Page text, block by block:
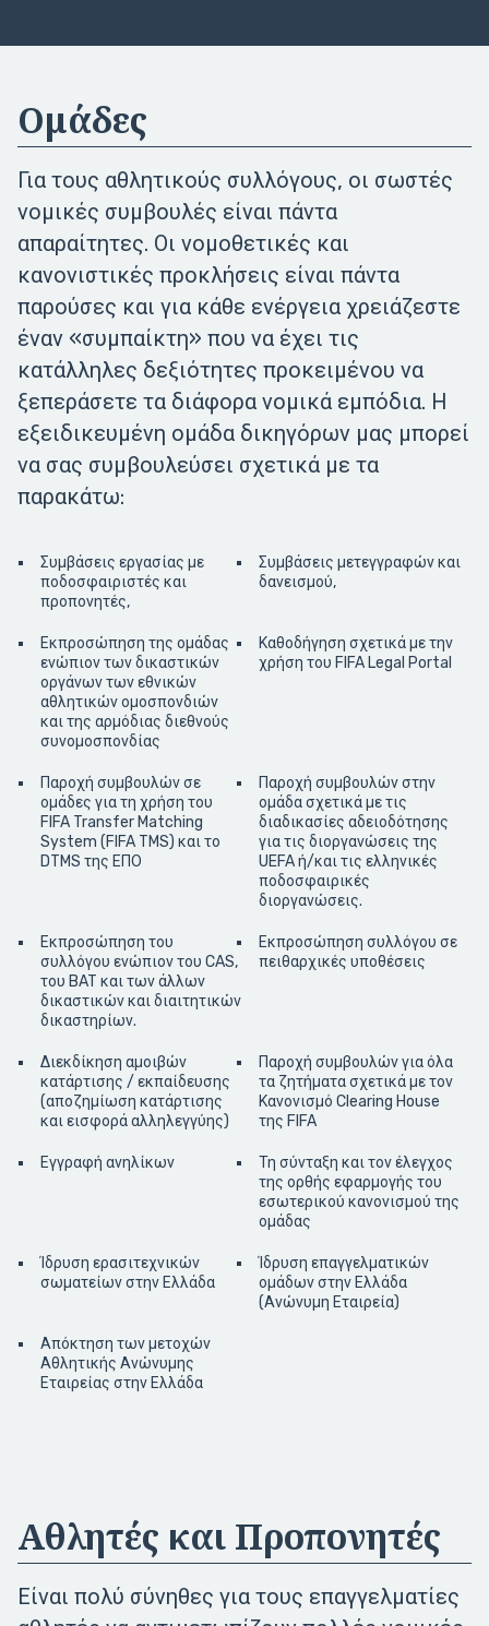
Ομάδες
Για τους αθλητικούς συλλόγους, οι σωστές
νομικές συμβουλές είναι πάντα
απαραίτητες. Οι νομοθετικές και
κανονιστικές προκλήσεις είναι πάντα
παρούσες και για κάθε ενέργεια χρειάζεστε
έναν «συμπαίκτη» που να έχει τις
κατάλληλες δεξιότητες προκειμένου να
ξεπεράσετε τα διάφορα νομικά εμπόδια. Η
εξειδικευμένη ομάδα δικηγόρων μας μπορεί
να σας συμβουλεύσει σχετικά με τα
παρακάτω:
Συμβάσεις εργασίας με
ποδοσφαιριστές και
προπονητές,
Συμβάσεις μετεγγραφών και
δανεισμού,
Εκπροσώπηση της ομάδας
ενώπιον των δικαστικών
οργάνων των εθνικών
αθλητικών ομοσπονδιών
και της αρμόδιας διεθνούς
συνομοσπονδίας
Καθοδήγηση σχετικά με την
χρήση του FIFA Legal Portal
Παροχή συμβουλών σε
ομάδες για τη χρήση του
FIFA Transfer Matching
System (FIFA TMS) και το
DTMS της ΕΠΟ
Παροχή συμβουλών στην
ομάδα σχετικά με τις
διαδικασίες αδειοδότησης
για τις διοργανώσεις της
UEFA ή/και τις ελληνικές
ποδοσφαιρικές
διοργανώσεις.
Εκπροσώπηση του
συλλόγου ενώπιον του CAS,
του BAT και των άλλων
δικαστικών και διαιτητικών
δικαστηρίων.
Εκπροσώπηση συλλόγου σε
πειθαρχικές υποθέσεις
Διεκδίκηση αμοιβών
κατάρτισης / εκπαίδευσης
(αποζημίωση κατάρτισης
και εισφορά αλληλεγγύης)
Παροχή συμβουλών για όλα
τα ζητήματα σχετικά με τον
Κανονισμό Clearing House
της FIFA
Εγγραφή ανηλίκων
Τη σύνταξη και τον έλεγχος
της ορθής εφαρμογής του
εσωτερικού κανονισμού της
ομάδας
Ίδρυση ερασιτεχνικών
σωματείων στην Ελλάδα
Ίδρυση επαγγελματικών
ομάδων στην Ελλάδα
(Ανώνυμη Εταιρεία)
Απόκτηση των μετοχών
Αθλητικής Ανώνυμης
Εταιρείας στην Ελλάδα
Αθλητές και Προπονητές
Είναι πολύ σύνηθες για τους επαγγελματίες